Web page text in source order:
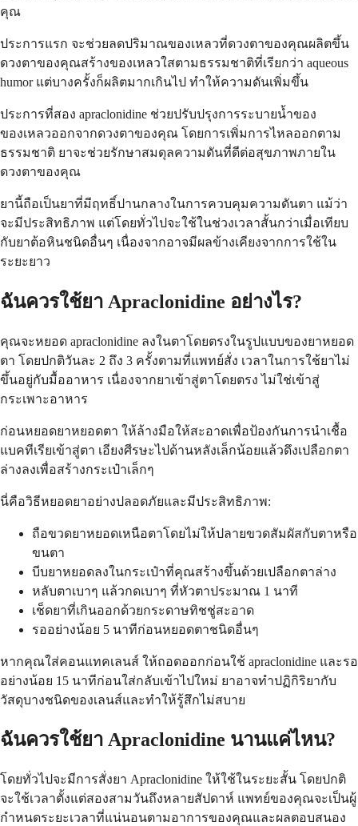
คุณ
ประการแรก จะช่วยลดปริมาณของเหลวที่ดวงตาของคุณผลิตขึ้น
ดวงตาของคุณสร้างของเหลวใสตามธรรมชาติที่เรียกว่า aqueous
humor แต่บางครั้งก็ผลิตมากเกินไป ทำให้ความดันเพิ่มขึ้น
ประการที่สอง apraclonidine ช่วยปรับปรุงการระบายน้ำของ
ของเหลวออกจากดวงตาของคุณ โดยการเพิ่มการไหลออกตาม
ธรรมชาติ ยาจะช่วยรักษาสมดุลความดันที่ดีต่อสุขภาพภายใน
ดวงตาของคุณ
ยานี้ถือเป็นยาที่มีฤทธิ์ปานกลางในการควบคุมความดันตา แม้ว่า
จะมีประสิทธิภาพ แต่โดยทั่วไปจะใช้ในช่วงเวลาสั้นกว่าเมื่อเทียบ
กับยาต้อหินชนิดอื่นๆ เนื่องจากอาจมีผลข้างเคียงจากการใช้ใน
ระยะยาว
ฉันควรใช้ยา Apraclonidine อย่างไร?
คุณจะหยอด apraclonidine ลงในตาโดยตรงในรูปแบบของยาหยอด
ตา โดยปกติวันละ 2 ถึง 3 ครั้งตามที่แพทย์สั่ง เวลาในการใช้ยาไม่
ขึ้นอยู่กับมื้ออาหาร เนื่องจากยาเข้าสู่ตาโดยตรง ไม่ใช่เข้าสู่
กระเพาะอาหาร
ก่อนหยอดยาหยอดตา ให้ล้างมือให้สะอาดเพื่อป้องกันการนำเชื้อ
แบคทีเรียเข้าสู่ตา เอียงศีรษะไปด้านหลังเล็กน้อยแล้วดึงเปลือกตา
ล่างลงเพื่อสร้างกระเป๋าเล็กๆ
นี่คือวิธีหยอดยาอย่างปลอดภัยและมีประสิทธิภาพ:
ถือขวดยาหยอดเหนือตาโดยไม่ให้ปลายขวดสัมผัสกับตาหรือ
ขนตา
บีบยาหยอดลงในกระเป๋าที่คุณสร้างขึ้นด้วยเปลือกตาล่าง
หลับตาเบาๆ แล้วกดเบาๆ ที่หัวตาประมาณ 1 นาที
เช็ดยาที่เกินออกด้วยกระดาษทิชชู่สะอาด
รออย่างน้อย 5 นาทีก่อนหยอดตาชนิดอื่นๆ
หากคุณใส่คอนแทคเลนส์ ให้ถอดออกก่อนใช้ apraclonidine และรอ
อย่างน้อย 15 นาทีก่อนใส่กลับเข้าไปใหม่ ยาอาจทำปฏิกิริยากับ
วัสดุบางชนิดของเลนส์และทำให้รู้สึกไม่สบาย
ฉันควรใช้ยา Apraclonidine นานแค่ไหน?
โดยทั่วไปจะมีการสั่งยา Apraclonidine ให้ใช้ในระยะสั้น โดยปกติ
จะใช้เวลาตั้งแต่สองสามวันถึงหลายสัปดาห์ แพทย์ของคุณจะเป็นผู้
กำหนดระยะเวลาที่แน่นอนตามอาการของคุณและผลตอบสนอง